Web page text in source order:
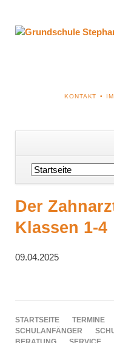
NAVIGATION
KONTAKT
Navigation
überspringen
Der
Klassen 1-4
09.04.2025
NAVIGATION
ÜBERSPRINGEN
STARTSEITE TERMINE
SCHULANFÄNGER